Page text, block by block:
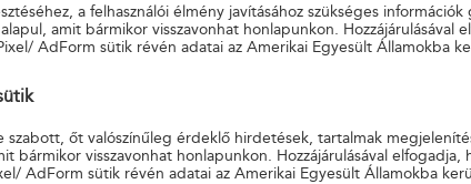
a felhasználói élmény javításához szükséges információk
amit bármikor visszavonhat honlapunkon. Hozzájárulásával
AdForm sütik révén adatai az Amerikai Egyesült Államokba
szabott, őt valószínűleg érdeklő hirdetések, tartalmak
bármikor visszavonhat honlapunkon. Hozzájárulásával elfogadja,
AdForm sütik révén adatai az Amerikai Egyesült Államokba
INFORMÁCIÓ